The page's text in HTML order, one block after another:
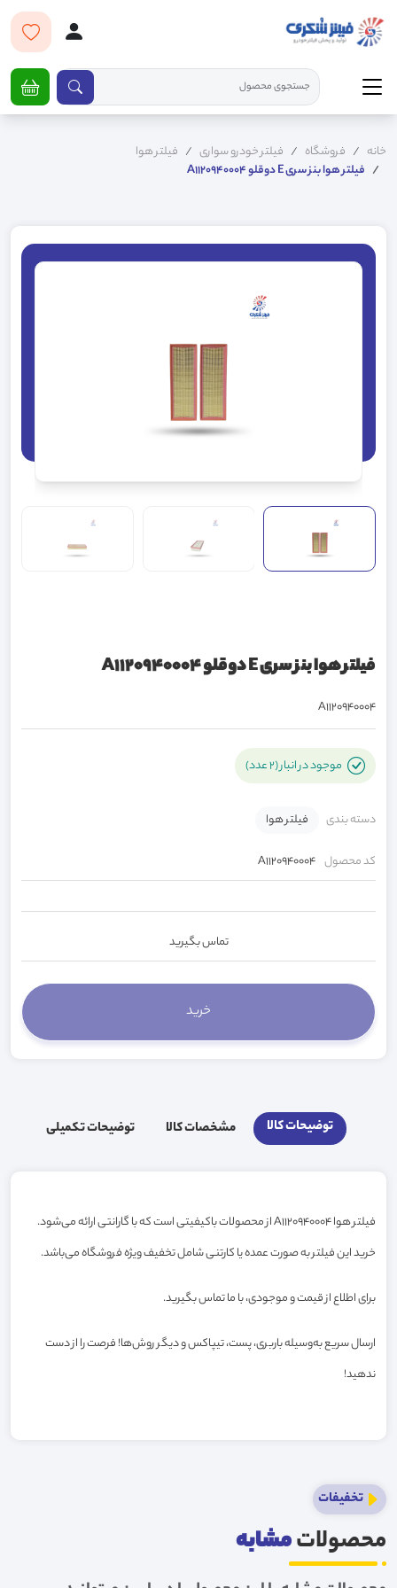
خانه فروشگاه فیلتر خودرو سواری
فیلتر هوا
فیلتر هوا بنز سری E دوقلو A1120940004
فیلتر هوا بنز سری E دوقلو A1120940004
A1120940004
موجود در انبار (2 عدد)
دسته بندی فیلتر هوا
کد محصول A1120940004
تماس بگیرید
توضیحات کالا مشخصات کالا توضیحات تکمیلی
فیلتر هوا A1120940004 از محصولات باکیفیتی است که با گارانتی ارائه می‌شود.
خرید این فیلتر به صورت عمده یا کارتنی شامل تخفیف ویژه فروشگاه می‌باشد.
برای اطلاع از قیمت و موجودی، با ما تماس بگیرید.
ارسال سریع به‌وسیله باربری، پست، تیپاکس و دیگر روش‌ها! فرصت را از دست
ندهید!
تخفیفات
محصولاتمشابه